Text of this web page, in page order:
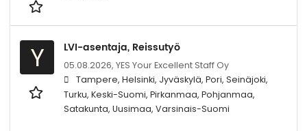
Y LVI-asentaja, Reissutyö
05.08.2026, YES Your Excellent Staff Oy
Tampere, Helsinki, Jyväskylä, Pori, Seinäjoki,
Turku, Keski-Suomi, Pirkanmaa, Pohjanmaa,
Satakunta, Uusimaa, Varsinais-Suomi